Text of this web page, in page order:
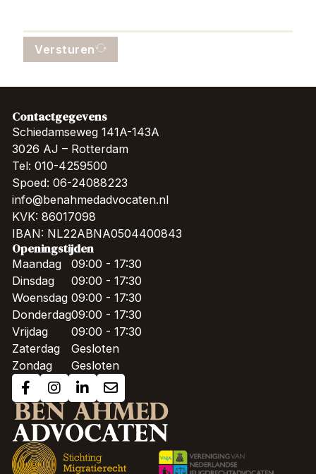
Versturen
Contactgegevens
Schiedamseweg 141A-143A
3026 AJ – Rotterdam
Tel: 010-4259500
Spoed: 06-24088223
info@benahmedadvocaten.nl
KVK: 86017098
IBAN: NL22ABNA0504400843
Openingstijden
Maandag
Dinsdag
Woensdag
Donderdag
Vrijdag
Zaterdag
Zondag
09:00 - 17:30
09:00 - 17:30
09:00 - 17:30
09:00 - 17:30
09:00 - 17:30
Gesloten
Gesloten